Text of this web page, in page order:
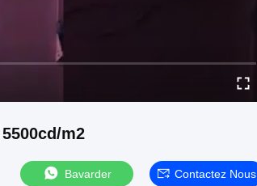
m2
Bavarder Contactez Nous